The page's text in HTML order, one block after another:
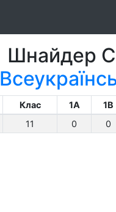
Шнайдер
Клас 1A 1B
11 0 0